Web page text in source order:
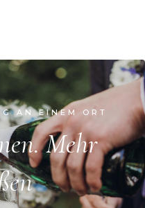
AN EINEM ORT
Mehr